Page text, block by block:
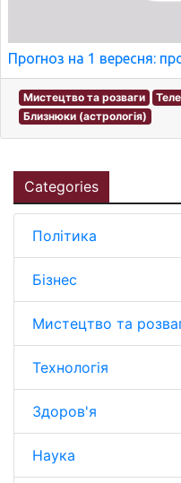
Прогноз на 1 вересня:
Мистецтво та розваги
Близнюки (астрологія)
Categories
Політика
Бізнес
Мистецтво та
Технологія
Здоров'я
Наука